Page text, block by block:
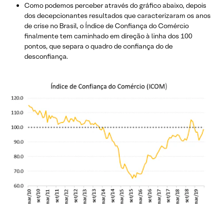
Como podemos perceber através do gráfico abaixo, depois
dos decepcionantes resultados que caracterizaram os anos
de crise no Brasil, o Índice de Confiança do Comércio
finalmente tem caminhado em direção à linha dos 100
pontos, que separa o quadro de confiança do de
desconfiança.